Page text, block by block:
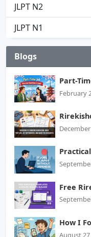
JLPT N2
JLPT N1
Blogs
Part-
February
Free
How I
August